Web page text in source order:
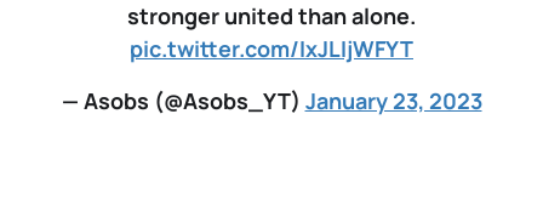
stronger united than alone.
pic.twitter.com/IxJLIjWFYT
— Asobs (@Asobs_YT) January 23, 2023